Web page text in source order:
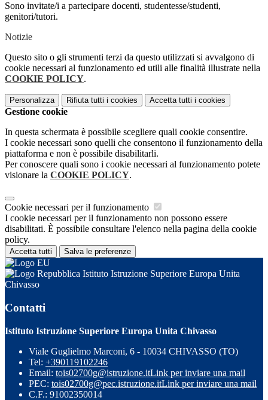
Sono invitate/i a partecipare docenti, studentesse/studenti,
genitori/tutori.
Notizie
Questo sito o gli strumenti terzi da questo utilizzati si avvalgono di
cookie necessari al funzionamento ed utili alle finalità illustrate nella
COOKIE POLICY.
Personalizza Rifiuta tutti i cookies Accetta tutti i cookies
Gestione cookie
In questa schermata è possibile scegliere quali cookie consentire.
I cookie necessari sono quelli che consentono il funzionamento della
piattaforma e non è possibile disabilitarli.
Per conoscere quali sono i cookie necessari al funzionamento potete
visionare la COOKIE POLICY.
Cookie necessari per il funzionamento
I cookie necessari per il funzionamento non possono essere
disabilitati. È possibile consultare l'elenco nella pagina della cookie
policy.
Accetta tutti Salva le preferenze
Istituto Istruzione Superiore Europa Unita
Chivasso
Contatti
Istituto Istruzione Superiore Europa Unita Chivasso
Viale Guglielmo Marconi, 6 - 10034 CHIVASSO (TO)
Tel: +390119102246
Email: tois02700g@istruzione.itLink per inviare una mail
PEC: tois02700g@pec.istruzione.itLink per inviare una mail
C.F.: 91002350014